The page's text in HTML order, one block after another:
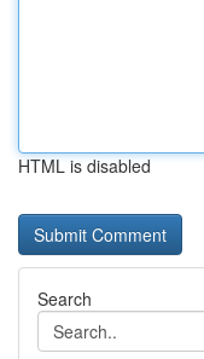
HTML is disabled
Search